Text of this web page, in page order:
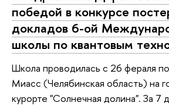
победой в конкурсе
докладов 6-ой
школы по квантовым
Школа проводилась с 26 фераля
Миасс (Челябинская область) на
курорте "Солнечная долина". За 7